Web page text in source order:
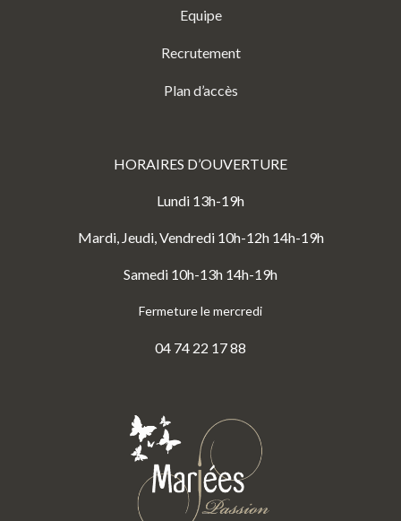
Equipe
Recrutement
Plan d’accès
HORAIRES D’OUVERTURE
Lundi 13h-19h
Mardi, Jeudi, Vendredi 10h-12h 14h-19h
Samedi 10h-13h 14h-19h
Fermeture le mercredi
04 74 22 17 88